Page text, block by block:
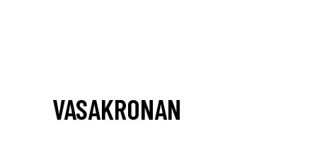
VASAKRONAN